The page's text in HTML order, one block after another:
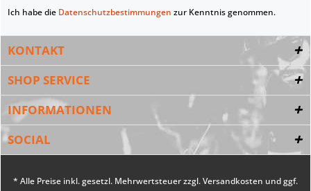
Ich habe die Datenschutzbestimmungen zur Kenntnis genommen.
KONTAKT
SHOP SERVICE
INFORMATIONEN
SOCIAL
* Alle Preise inkl. gesetzl. Mehrwertsteuer zzgl.Versandkosten und ggf.